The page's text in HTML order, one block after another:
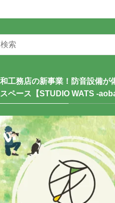
和工務店の新事業！防音設備が
スペース【STUDIO WATS -